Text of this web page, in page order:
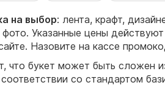
на выбор: лента, крафт,
Указанные цены
Назовите на кассе
что букет может быть сложен
со стандартом